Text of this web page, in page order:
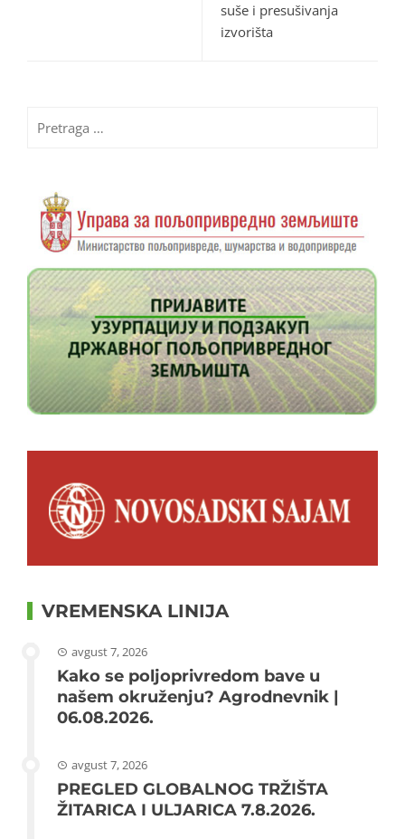
suše i presušivanja
izvorišta
za:
VREMENSKA LINIJA
avgust 7, 2026
Kako se poljoprivredom bave u
našem okruženju? Agrodnevnik |
06.08.2026.
avgust 7, 2026
PREGLED GLOBALNOG TRŽIŠTA
ŽITARICA I ULJARICA 7.8.2026.